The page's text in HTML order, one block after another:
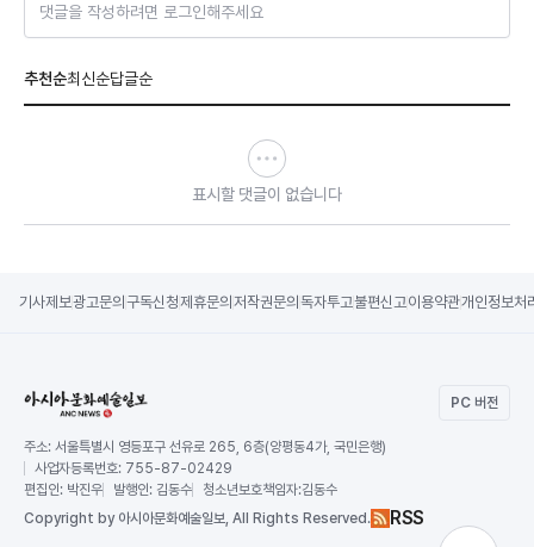
댓글을 작성하려면 로그인해주세요
추천순최신순답글순
표시할 댓글이 없습니다
기사제보광고문의 구독신청제휴문의 저작권문의 독자투고불편신고이용약관개인정보처
PC 버전
주소: 서울특별시 영등포구 선유로 265, 6층(양평동4가, 국민은행)
사업자등록번호: 755-87-02429
편집인: 박진우 발행인: 김동수 청소년보호책임자:김동수
Copyright by 아시아문화예술일보, All Rights Reserved. RSS